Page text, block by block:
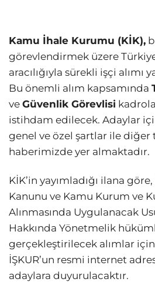
Kamu İhale Kurumu (KİK),
görevlendirmek üzere
aracılığıyla sürekli işçi alımı
Bu önemli alım kapsamında
ve Güvenlik Görevlisi
istihdam edilecek. Adaylar
genel ve özel şartlar ile
haberimizde yer almaktadır.
KİK’in yayımladığı ilana göre,
Kanunu ve Kamu Kurum ve
Alınmasında Uygulanacak
Hakkında Yönetmelik
gerçekleştirilecek alımlar
İŞKUR’un resmi internet
adaylara duyurulacaktır.